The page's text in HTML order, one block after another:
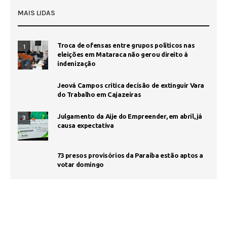
MAIS LIDAS
1
Troca de ofensas entre grupos políticos nas
eleições em Mataraca não gerou direito à
indenização
Jeová Campos critica decisão de extinguir Vara
do Trabalho em Cajazeiras
3
Julgamento da Aije do Empreender, em abril, já
causa expectativa
73 presos provisórios da Paraíba estão aptos a
votar domingo